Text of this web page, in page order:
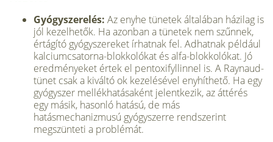
Gyógyszerelés: Az enyhe tünetek általában házilag is
jól kezelhetők. Ha azonban a tünetek nem szűnnek,
értágító gyógyszereket írhatnak fel. Adhatnak például
kalciumcsatorna-blokkolókat és alfa-blokkolókat. Jó
eredményeket értek el pentoxifyllinnel is. A Raynaud-
tünet csak a kiváltó ok kezelésével enyhíthető. Ha egy
gyógyszer mellékhatásaként jelentkezik, az áttérés
egy másik, hasonló hatású, de más
hatásmechanizmusú gyógyszerre rendszerint
megszünteti a problémát.